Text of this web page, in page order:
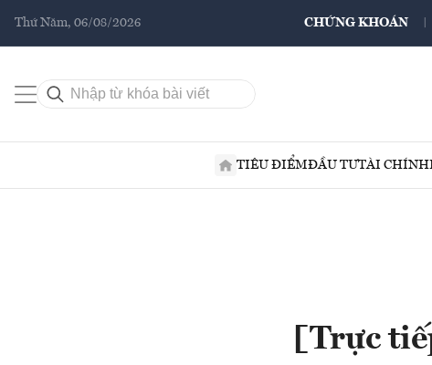
Thứ Năm, 06/08/2026 CHỨNG KHOÁN
TIÊU ĐIỂMĐẦU TƯTÀI CHÍNH
[Trực